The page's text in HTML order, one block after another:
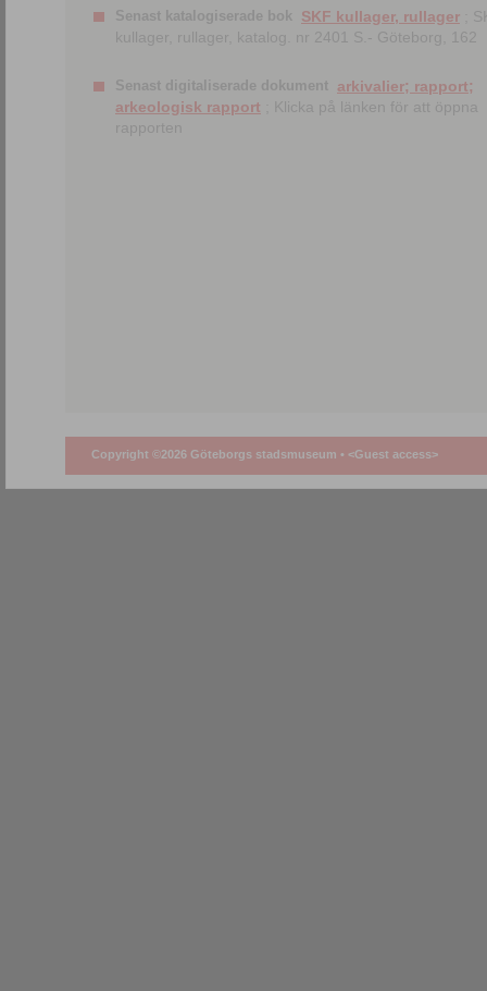
Senast katalogiserade bok SKF kullager, rullager ;
kullager, rullager, katalog. nr 2401 S.- Göteborg, 162
Senast digitaliserade dokument arkivalier; rapport;
arkeologisk rapport ; Klicka på länken för att öppna
rapporten
Copyright ©2026 Göteborgs stadsmuseum • <Guest access>